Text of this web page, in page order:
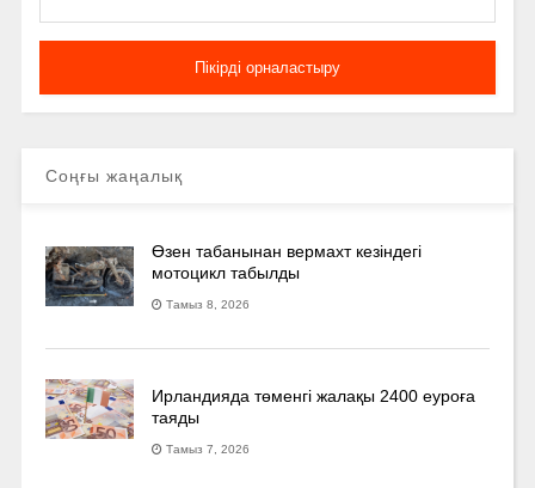
Соңғы жаңалық
Өзен табанынан вермахт кезіндегі
мотоцикл табылды
Тамыз 8, 2026
Ирландияда төменгі жалақы 2400 еуроға
таяды
Тамыз 7, 2026